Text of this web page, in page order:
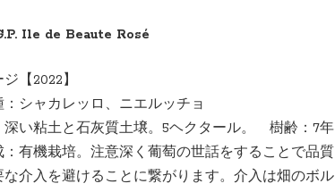
Ile de Beaute Rosé
【2022】
：シャカレッロ、ニエルッチョ
深い粘土と石灰質土壌。5ヘクタール。 樹齢：7年
：有機栽培。注意深く葡萄の世話をすることで品
な介入を避けることに繋がります。介入は畑のボ